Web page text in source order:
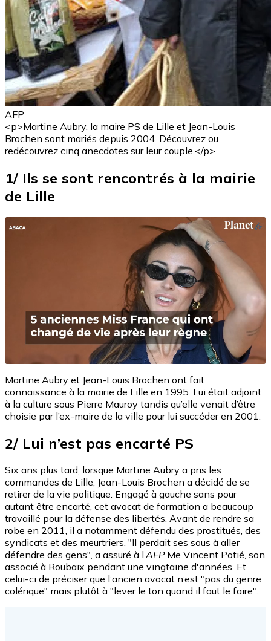
AFP
<p>Martine Aubry, la maire PS de Lille et Jean-Louis
Brochen sont mariés depuis 2004. Découvrez ou
redécouvrez cinq anecdotes sur leur couple.</p>
1/ Ils se sont rencontrés à la mairie
de Lille
Martine Aubry et Jean-Louis Brochen ont fait
connaissance à la mairie de Lille en 1995. Lui était adjoint
à la culture sous Pierre Mauroy tandis qu’elle venait d’être
choisie par l’ex-maire de la ville pour lui succéder en 2001.
2/ Lui n’est pas encarté PS
Six ans plus tard, lorsque Martine Aubry a pris les
commandes de Lille, Jean-Louis Brochen a décidé de se
retirer de la vie politique. Engagé à gauche sans pour
autant être encarté, cet avocat de formation a beaucoup
travaillé pour la défense des libertés. Avant de rendre sa
robe en 2011, il a notamment défendu des prostitués, des
syndicats et des meurtriers. "Il perdait ses sous à aller
défendre des gens", a assuré à l’AFPMe Vincent Potié, son
associé à Roubaix pendant une vingtaine d'années. Et
celui-ci de préciser que l’ancien avocat n’est "pas du genre
colérique" mais plutôt à "lever le ton quand il faut le faire".